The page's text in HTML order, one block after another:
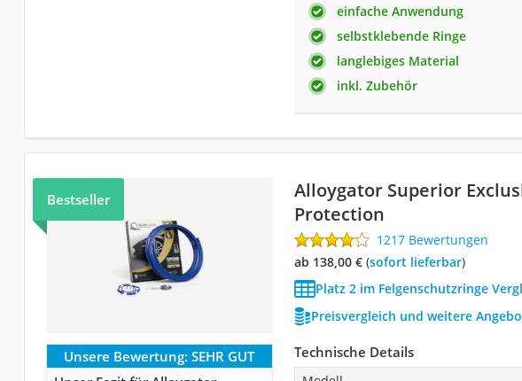
einfache Anwendung
selbstklebende Ringe
langlebiges Material
inkl. Zubehör
Bestseller
Alloygator Superior
Protection
1217 Bewertungen
ab 138,00 €( Sofort lieferbar)
Platz 2 im Felgenschutzringe
Preisvergleich und weitere
Unsere Bewertung: SEHR GUT
Technische Details